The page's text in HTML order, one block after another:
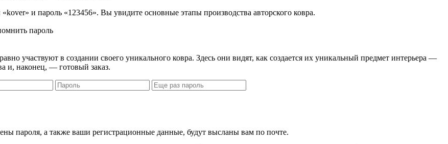
и пароль «123456». Вы увидите основные этапы производства авторского ковра.
пароль
участвуют в создании своего уникального ковра. Здесь они видят, как создается их уникальный предмет интерьера —
и, наконец, — готовый заказ.
пароля, а также ваши регистрационные данные, будут высланы вам по почте.